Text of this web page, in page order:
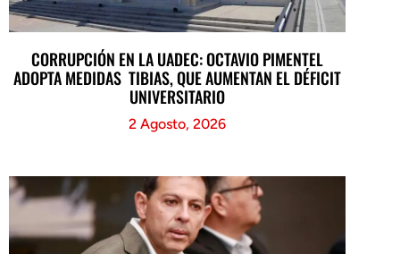
CORRUPCIÓN EN LA UADEC: OCTAVIO PIMENTEL
ADOPTA MEDIDAS TIBIAS, QUE AUMENTAN EL DÉFICIT
UNIVERSITARIO
2 Agosto, 2026